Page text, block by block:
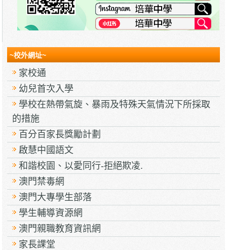
~校外網址~
家校通
幼兒首次入學
學校在熱帶氣旋、暴雨及特殊天氣情況下所採取
的措施
百分百家長獎勵計劃
啟慧中國語文
和諧校園、以愛同行-拒絕欺凌.
澳門禁毒網
澳門大專學生部落
學生輔導資源網
澳門親職教育資訊網
家長課堂